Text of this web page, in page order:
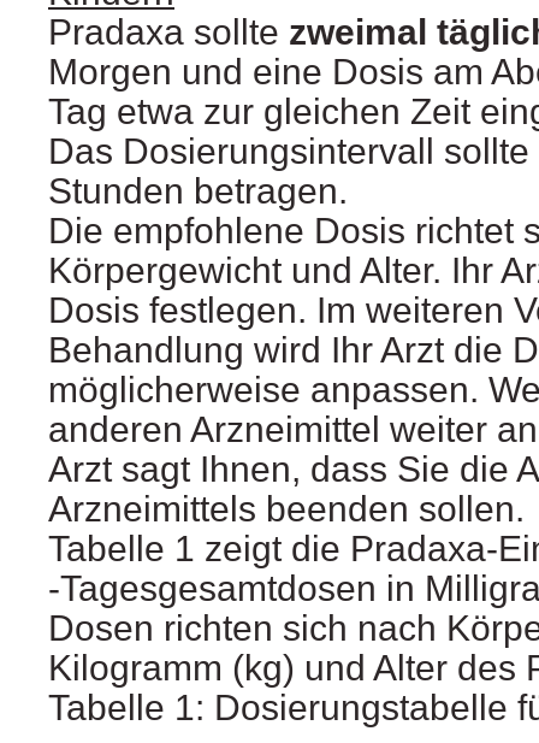
Pradaxa sollte zweimal
Morgen und eine Dosis am
Tag etwa zur gleichen Zeit
Das Dosierungsintervall
Stunden betragen.
Die empfohlene Dosis richtet
Körpergewicht und Alter. Ihr
Dosis festlegen. Im weiteren
Behandlung wird Ihr Arzt die
möglicherweise anpassen.
anderen Arzneimittel weiter
Arzt sagt Ihnen, dass Sie die
Arzneimittels beenden sollen.
Tabelle 1 zeigt die Pradaxa-
‑Tagesgesamtdosen in
Dosen richten sich nach
Kilogramm (kg) und Alter des
Tabelle 1: Dosierungstabelle